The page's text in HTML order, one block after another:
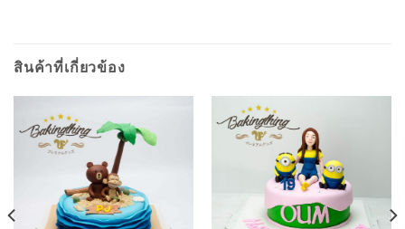
สินค้าที่เกี่ยวข้อง